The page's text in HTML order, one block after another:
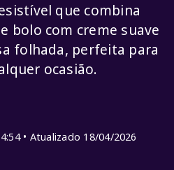
que combina
bolo com creme suave
folhada, perfeita para
ocasião.
• Atualizado 18/04/2026